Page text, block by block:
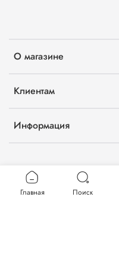
О магазине
Клиентам
Информация
Главная Поиск